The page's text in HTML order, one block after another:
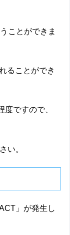
ことができま
ることができ
ですので、
い。
」が発生し